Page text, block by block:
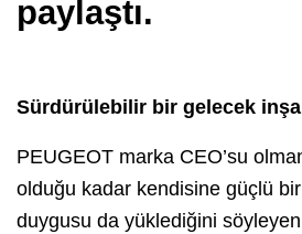
paylaştı.
Sürdürülebilir bir gelecek
PEUGEOT marka CEO’su
olduğu kadar kendisine güçlü
duygusu da yüklediğini söyleyen